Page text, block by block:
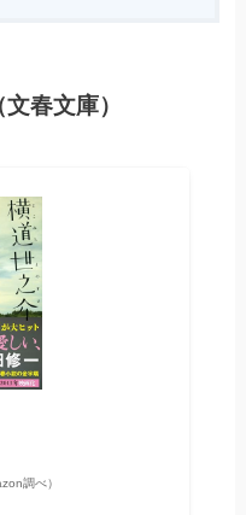
春文庫）
調べ）